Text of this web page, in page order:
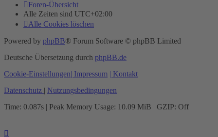
Foren-Übersicht
Alle Zeiten sind UTC+02:00
Alle Cookies löschen
Powered by phpBB® Forum Software © phpBB Limited
Deutsche Übersetzung durch phpBB.de
Cookie-Einstellungen| Impressum | Kontakt
Datenschutz | Nutzungsbedingungen
Time: 0.087s | Peak Memory Usage: 10.09 MiB | GZIP: Off